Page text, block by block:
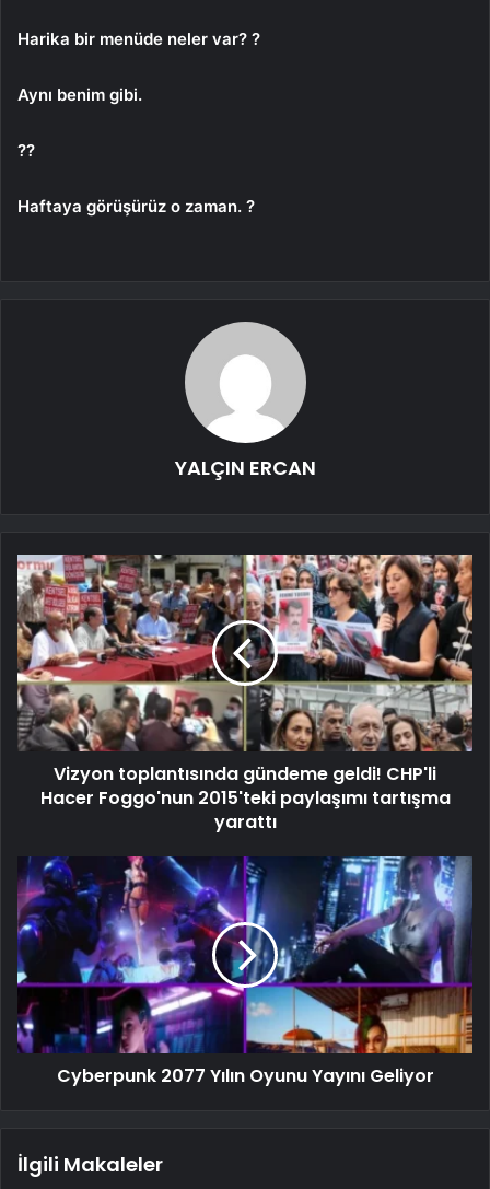
Harika bir menüde neler var? ?
Aynı benim gibi.
??
Haftaya görüşürüz o zaman. ?
YALÇIN ERCAN
Vizyon toplantısında gündeme geldi! CHP'li
Hacer Foggo'nun 2015'teki paylaşımı tartışma
yarattı
Cyberpunk 2077 Yılın Oyunu Yayını Geliyor
İlgili Makaleler